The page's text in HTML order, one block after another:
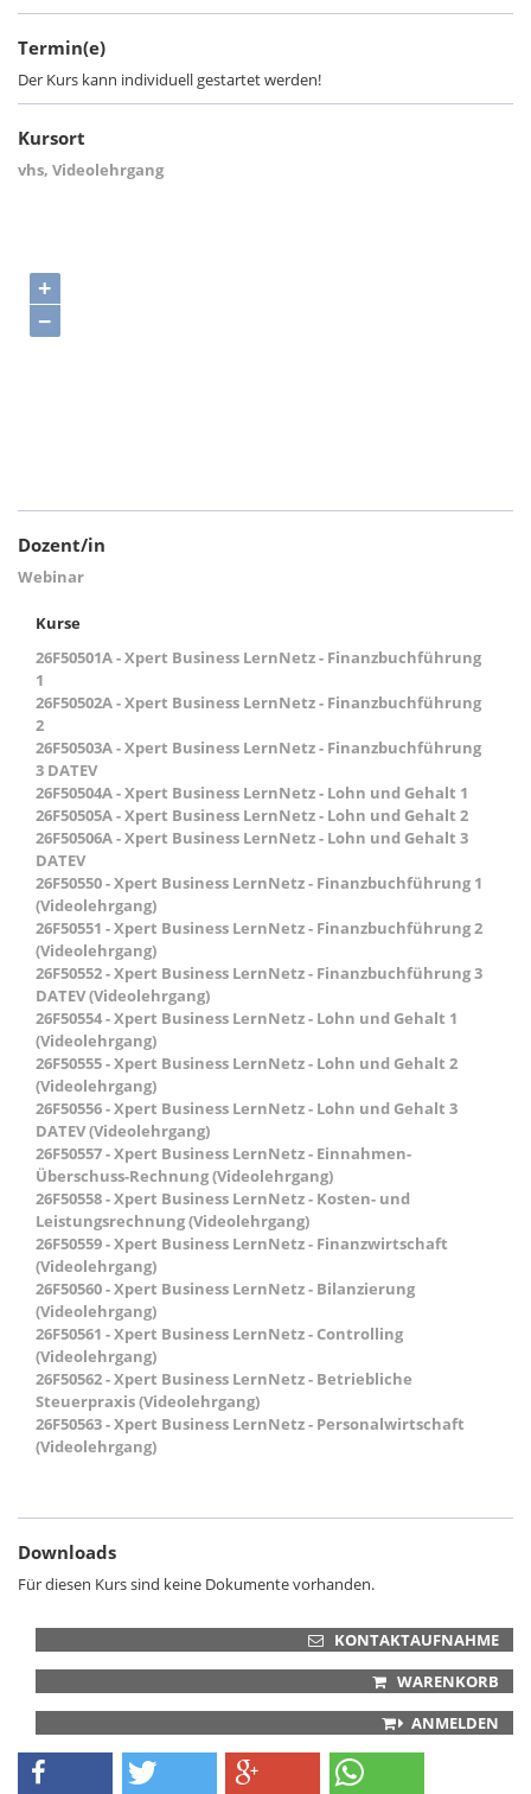
Termin(e)
Der Kurs kann individuell gestartet werden!
Kursort
vhs, Videolehrgang
+
−
Dozent/in
Webinar
Kurse
26F50501A - Xpert Business LernNetz - Finanzbuchführung
1
26F50502A - Xpert Business LernNetz - Finanzbuchführung
2
26F50503A - Xpert Business LernNetz - Finanzbuchführung
3 DATEV
26F50504A - Xpert Business LernNetz - Lohn und Gehalt 1
26F50505A - Xpert Business LernNetz - Lohn und Gehalt 2
26F50506A - Xpert Business LernNetz - Lohn und Gehalt 3
DATEV
26F50550 - Xpert Business LernNetz - Finanzbuchführung 1
(Videolehrgang)
26F50551 - Xpert Business LernNetz - Finanzbuchführung 2
(Videolehrgang)
26F50552 - Xpert Business LernNetz - Finanzbuchführung 3
DATEV (Videolehrgang)
26F50554 - Xpert Business LernNetz - Lohn und Gehalt 1
(Videolehrgang)
26F50555 - Xpert Business LernNetz - Lohn und Gehalt 2
(Videolehrgang)
26F50556 - Xpert Business LernNetz - Lohn und Gehalt 3
DATEV (Videolehrgang)
26F50557 - Xpert Business LernNetz - Einnahmen-
Überschuss-Rechnung (Videolehrgang)
26F50558 - Xpert Business LernNetz - Kosten- und
Leistungsrechnung (Videolehrgang)
26F50559 - Xpert Business LernNetz - Finanzwirtschaft
(Videolehrgang)
26F50560 - Xpert Business LernNetz - Bilanzierung
(Videolehrgang)
26F50561 - Xpert Business LernNetz - Controlling
(Videolehrgang)
26F50562 - Xpert Business LernNetz - Betriebliche
Steuerpraxis (Videolehrgang)
26F50563 - Xpert Business LernNetz - Personalwirtschaft
(Videolehrgang)
Downloads
Für diesen Kurs sind keine Dokumente vorhanden.
KONTAKTAUFNAHME
WARENKORB
ANMELDEN